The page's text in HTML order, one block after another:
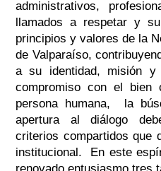
administrativos,
llamados a respetar y
principios y valores de la
de Valparaíso,
a su identidad, misión
compromiso con el bien
persona humana, la
apertura al diálogo
criterios compartidos que
institucional. En este